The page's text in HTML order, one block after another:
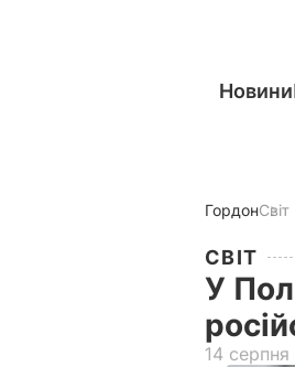
Новини
ГордонСвіт
СВІТ
У
14